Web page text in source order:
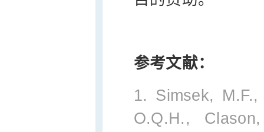
参考文献：
1. Simsek,
O.Q.H.,